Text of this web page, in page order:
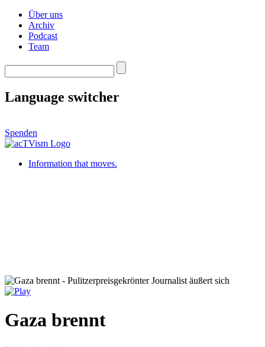
Über uns
Archiv
Podcast
Team
Language switcher
Spenden
Information that moves.
Gaza brennt